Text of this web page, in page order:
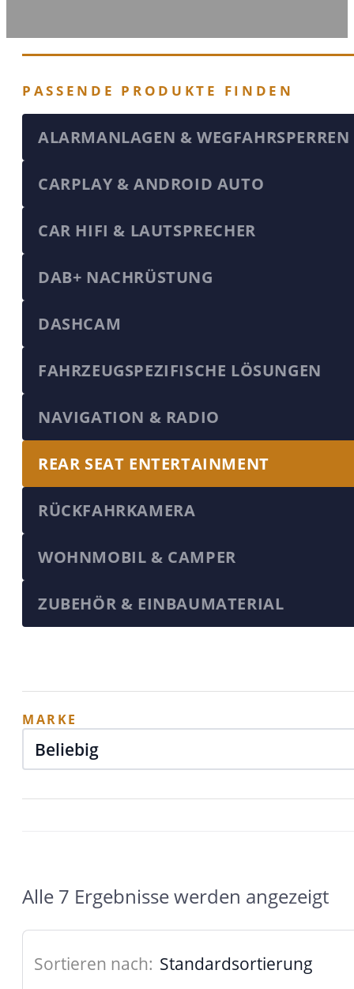
PASSENDE PRODUKTE FINDEN
ALARMANLAGEN & WEGFAHRSPERREN
CARPLAY & ANDROID AUTO
CAR HIFI & LAUTSPRECHER
DAB+ NACHRÜSTUNG
DASHCAM
FAHRZEUGSPEZIFISCHE LÖSUNGEN
NAVIGATION & RADIO
REAR SEAT ENTERTAINMENT
RÜCKFAHRKAMERA
WOHNMOBIL & CAMPER
ZUBEHÖR & EINBAUMATERIAL
MARKE
Alle 7 Ergebnisse werden angezeigt
Sortieren nach: